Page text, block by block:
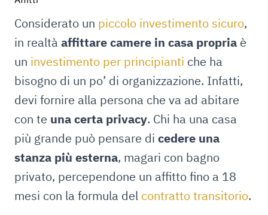
Considerato un piccolo investimento sicuro,
in realtà affittare camere in casa propria è
un investimento per principianti che ha
bisogno di un po’ di organizzazione. Infatti,
devi fornire alla persona che va ad abitare
con te una certa privacy. Chi ha una casa
più grande può pensare di cedere una
stanza più esterna, magari con bagno
privato, percependone un affitto fino a 18
mesi con la formula del contratto transitorio.